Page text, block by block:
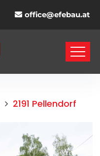
office@efebau.at
2191 Pellendorf